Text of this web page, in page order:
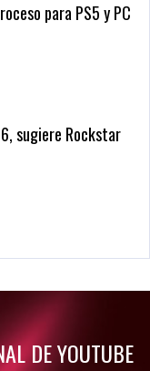
para PS5 y PC
sugiere Rockstar
Resident Evil 9
DE YOUTUBE